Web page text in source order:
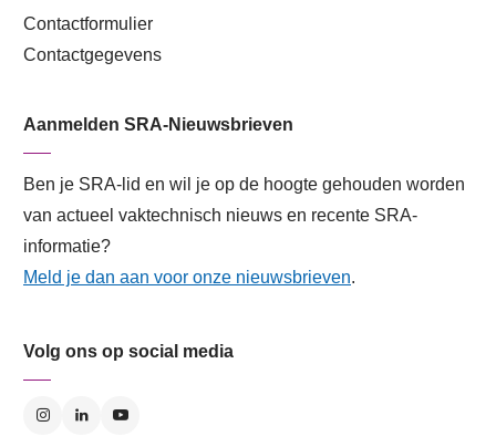
Contactformulier
Contactgegevens
Aanmelden SRA-Nieuwsbrieven
Ben je SRA-lid en wil je op de hoogte gehouden worden
van actueel vaktechnisch nieuws en recente SRA-
informatie?
Meld je dan aan voor onze nieuwsbrieven.
Volg ons op social media